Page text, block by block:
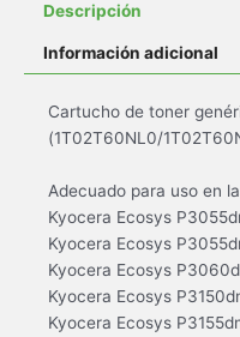
Descripción
Información adicional
Cartucho de toner
(1T02T60NL0/
Adecuado para uso en
Kyocera Ecosys
Kyocera Ecosys
Kyocera Ecosys
Kyocera Ecosys
Kyocera Ecosys